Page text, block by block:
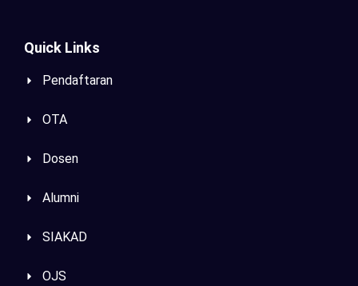
Quick Links
Pendaftaran
OTA
Dosen
Alumni
SIAKAD
OJS